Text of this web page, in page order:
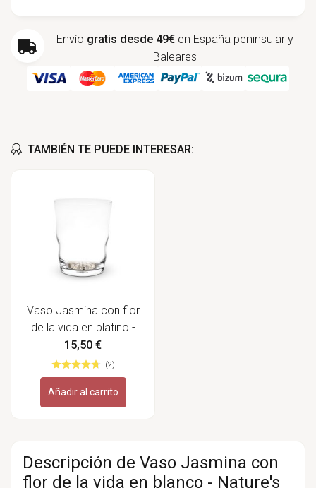
Envío gratis desde 49€ en España peninsular y
Baleares
TAMBIÉN TE PUEDE INTERESAR:
Vaso Jasmina con flor
de la vida en platino -
Nature's Design
15,50 €
(2)
Añadir al carrito
Descripción de Vaso Jasmina con
flor de la vida en blanco - Nature's